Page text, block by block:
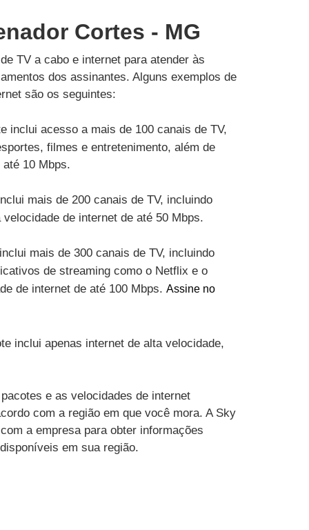
Cortes - MG
TV a cabo e internet para atender às
dos assinantes. Alguns exemplos de
são os seguintes:
inclui acesso a mais de 100 canais de TV,
filmes e entretenimento, além de
10 Mbps.
mais de 200 canais de TV, incluindo
de internet de até 50 Mbps.
mais de 300 canais de TV, incluindo
de streaming como o Netflix e o
de internet de até 100 Mbps. Assine no
inclui apenas internet de alta velocidade,
e as velocidades de internet
com a região em que você mora. A Sky
a empresa para obter informações
em sua região.